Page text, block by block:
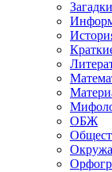
Загадки
ОБЖ